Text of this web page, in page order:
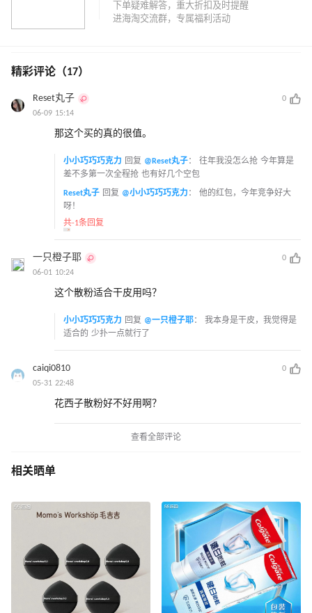
精彩评论（17）
Reset丸子
0
06-09 15:14
那这个买的真的很值。
小小巧巧巧克力 回复 @Reset丸子： 往年我没怎么抢 今年算是
差不多第一次全程抢 也有好几个空包
Reset丸子 回复 @小小巧巧巧克力 ： 他的红包，今年竞争好大
呀！
共-1条回复
一只橙子耶
0
06-01 10:24
这个散粉适合干皮用吗？
小小巧巧巧克力 回复 @一只橙子耶： 我本身是干皮，我觉得是
适合的 少扑一点就行了
caiqi0810
0
05-31 22:48
花西子散粉好不好用啊？
查看全部评论
相关晒单